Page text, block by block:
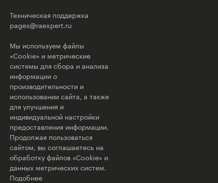
Техническая поддержка
pages@raexpert.ru
Мы используем файлы
«Cookie» и метрические
системы для сбора и анализа
информации о
производительности и
использовании сайта, а также
для улучшения и
индивидуальной настройки
предоставления информации.
Продолжая пользоваться
сайтом, вы соглашаетесь на
обработку файлов «Cookie» и
данных метрических систем.
Подобнее